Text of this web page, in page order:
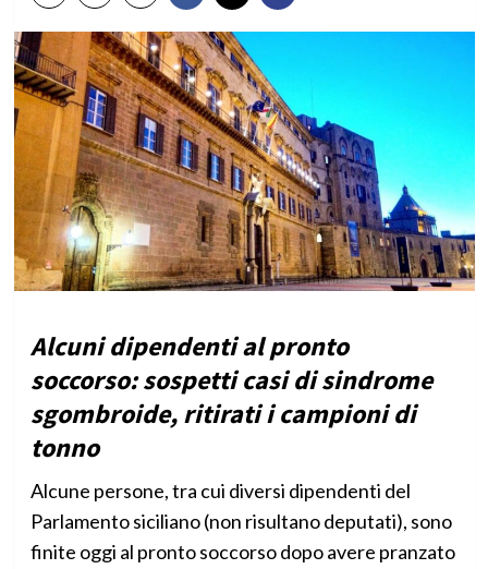
Alcuni dipendenti al pronto
soccorso: sospetti casi di sindrome
sgombroide, ritirati i campioni di
tonno
Alcune persone, tra cui diversi dipendenti del
Parlamento siciliano (non risultano deputati), sono
finite oggi al pronto soccorso dopo avere pranzato